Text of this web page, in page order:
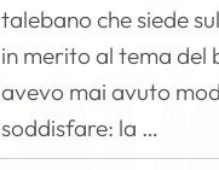
talebano che siede
in merito al tema del
avevo mai avuto
soddisfare: la …